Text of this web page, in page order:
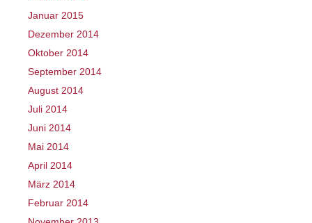
Januar 2015
Dezember 2014
Oktober 2014
September 2014
August 2014
Juli 2014
Juni 2014
Mai 2014
April 2014
März 2014
Februar 2014